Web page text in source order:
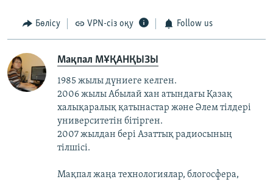
Бөлісу VPN-сіз оқу Follow us
Мақпал МҰҚАНҚЫЗЫ
1985 жылы дүниеге келген.
2006 жылы Абылай хан атындағы Қазақ
халықаралық қатынастар және Әлем тілдері
университетін бітірген.
2007 жылдан бері Азаттық радиосының
тілшісі.
Мақпал жаңа технологиялар, блогосфера,